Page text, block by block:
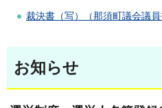
裁決書（写）（那須町議会議
お知らせ